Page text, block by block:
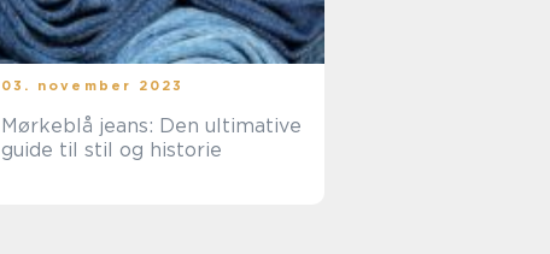
03. november 2023
Mørkeblå jeans: Den ultimative
guide til stil og historie